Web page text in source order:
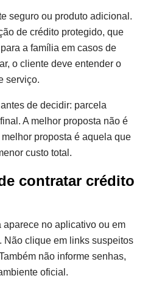
seguro ou produto adicional.
de crédito protegido, que
a família em casos de
o cliente deve entender o
serviço.
de decidir: parcela
A melhor proposta não é
proposta é aquela que
custo total.
contratar crédito
aparece no aplicativo ou em
Não clique em links suspeitos
não informe senhas,
oficial.